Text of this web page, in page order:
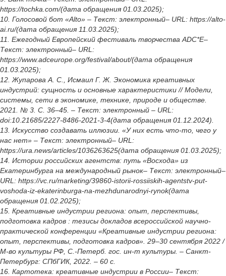
https://tochka.com/(дата обращения 01.03.2025);
10. Голосовой бот «Аlto» – Текст: электронный– URL: https://alto-
ai.ru/(дата обращения 11.03.2025);
11. Ежегодный Европейский фестиваль творчества ADC*E–
Текст: электронный– URL:
https://www.adceurope.org/festival/about/(дата обращения
01.03.2025);
12. Жупарова А. С., Исмаил Г. Ж. Экономика креативных
индустрий: сущность и основные характеристики // Модели,
системы, сети в экономике, технике, природе и обществе.
2021. № 3. С. 36–45. – Текст: электронный – URL:
doi:10.21685/2227-8486-2021-3-4(дата обращения 01.12.2024).
13. Искусство создавать иллюзии. «У них есть что-то, чего у
нас нет» – Текст: электронный– URL:
https://ura.news/articles/1036263625(дата обращения 01.03.2025);
14. Истории российских агентств: путь «Восхода» из
Екатеринбурга на международный рынок– Текст: электронный–
URL: https://vc.ru/marketing/39860-istorii-rossiiskih-agentstv-put-
voshoda-iz-ekaterinburga-na-mezhdunarodnyi-rynok(дата
обращения 01.02.2025);
15. Креативные индустрии региона: опыт, перспективы,
подготовка кадров : тезисы докладов всероссийской научно-
практической конференции «Креативные индустрии региона:
опыт, перспективы, подготовка кадров». 29–30 сентября 2022 /
М-во культуры РФ, С.-Петерб. гос. ин-т культуры. – Санкт-
Петербург: СПбГИК, 2022. – 60 с.
16. Картотека: креативные индустрии в России– Текст: